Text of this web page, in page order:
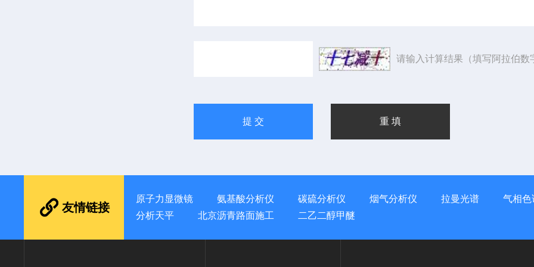
请输入计算结果（填写阿拉伯数
友情链接
原子力显微镜 氨基酸分析仪 碳硫分析仪 烟气分析仪 拉曼光谱
气相色
分析天平
北京沥青路面施工 二乙二醇甲醚